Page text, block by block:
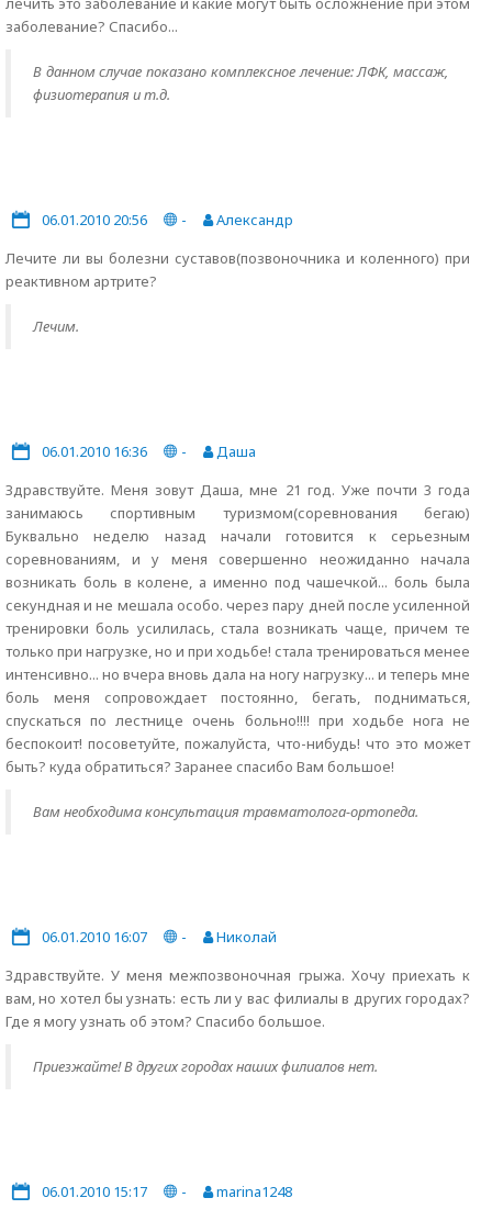
заболевание? Спасибо...
В данном случае показано комплексное лечение: ЛФК, массаж,
физиотерапия и т.д.
06.01.2010 20:56 -
Александр
Лечите ли вы болезни суставов(позвоночника и коленного) при
реактивном артрите?
Лечим.
06.01.2010 16:36 -
Даша
Здравствуйте. Меня зовут Даша, мне 21 год. Уже почти 3 года
занимаюсь спортивным туризмом(соревнования бегаю)
Буквально неделю назад начали готовится к серьезным
соревнованиям, и у меня совершенно неожиданно начала
возникать боль в колене, а именно под чашечкой... боль была
секундная и не мешала особо. через пару дней после усиленной
тренировки боль усилилась, стала возникать чаще, причем те
только при нагрузке, но и при ходьбе! стала тренироваться менее
интенсивно... но вчера вновь дала на ногу нагрузку... и теперь мне
боль меня сопровождает постоянно, бегать, подниматься,
спускаться по лестнице очень больно!!!! при ходьбе нога не
беспокоит! посоветуйте, пожалуйста, что-нибудь! что это может
быть? куда обратиться? Заранее спасибо Вам большое!
Вам необходима консультация травматолога-ортопеда.
06.01.2010 16:07 -
Николай
Здравствуйте. У меня межпозвоночная грыжа. Хочу приехать к
вам, но хотел бы узнать: есть ли у вас филиалы в других городах?
Где я могу узнать об этом? Спасибо большое.
Приезжайте! В других городах наших филиалов нет.
06.01.2010 15:17 -
marina1248